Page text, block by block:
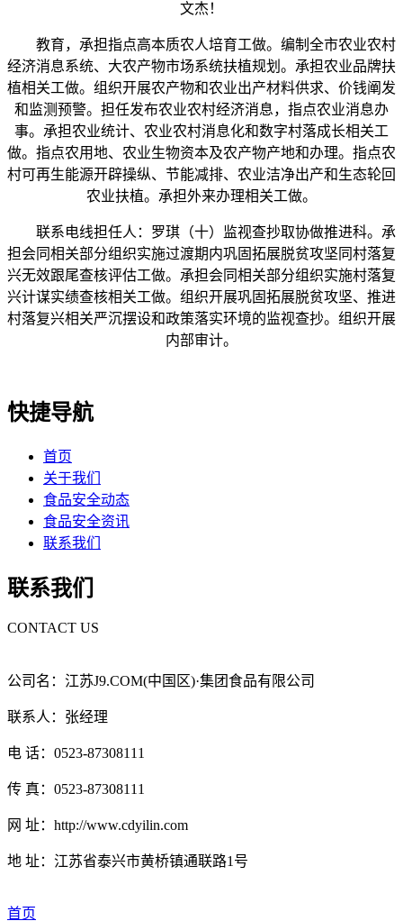
文杰！
教育，承担指点高本质农人培育工做。编制全市农业农村
经济消息系统、大农产物市场系统扶植规划。承担农业品牌扶
植相关工做。组织开展农产物和农业出产材料供求、价钱阐发
和监测预警。担任发布农业农村经济消息，指点农业消息办
事。承担农业统计、农业农村消息化和数字村落成长相关工
做。指点农用地、农业生物资本及农产物产地和办理。指点农
村可再生能源开辟操纵、节能减排、农业洁净出产和生态轮回
农业扶植。承担外来办理相关工做。
联系电线担任人：罗琪（十）监视查抄取协做推进科。承
担会同相关部分组织实施过渡期内巩固拓展脱贫攻坚同村落复
兴无效跟尾查核评估工做。承担会同相关部分组织实施村落复
兴计谋实绩查核相关工做。组织开展巩固拓展脱贫攻坚、推进
村落复兴相关严沉摆设和政策落实环境的监视查抄。组织开展
内部审计。
快捷导航
首页
关于我们
食品安全动态
食品安全资讯
联系我们
联系我们
CONTACT US
公司名：江苏J9.COM(中国区)·集团食品有限公司
联系人：张经理
电 话：0523-87308111
传 真：0523-87308111
网 址：http://www.cdyilin.com
地 址：江苏省泰兴市黄桥镇通联路1号
首页